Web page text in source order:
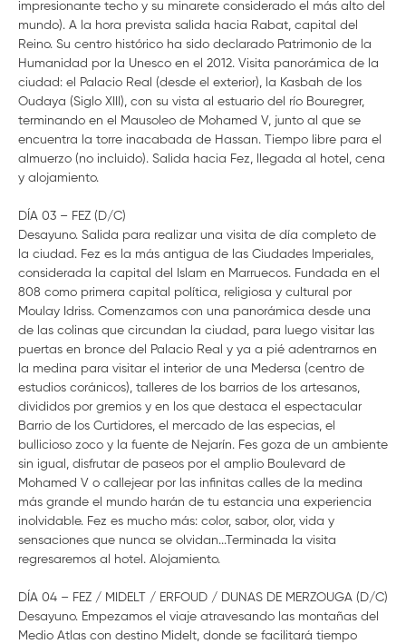
impresionante techo y su minarete considerado el más alto del
mundo). A la hora prevista salida hacia Rabat, capital del
Reino. Su centro histórico ha sido declarado Patrimonio de la
Humanidad por la Unesco en el 2012. Visita panorámica de la
ciudad: el Palacio Real (desde el exterior), la Kasbah de los
Oudaya (Siglo XIII), con su vista al estuario del río Bouregrer,
terminando en el Mausoleo de Mohamed V, junto al que se
encuentra la torre inacabada de Hassan. Tiempo libre para el
almuerzo (no incluido). Salida hacia Fez, llegada al hotel, cena
y alojamiento.
DÍA 03 – FEZ (D/C)
Desayuno. Salida para realizar una visita de día completo de
la ciudad. Fez es la más antigua de las Ciudades Imperiales,
considerada la capital del Islam en Marruecos. Fundada en el
808 como primera capital política, religiosa y cultural por
Moulay Idriss. Comenzamos con una panorámica desde una
de las colinas que circundan la ciudad, para luego visitar las
puertas en bronce del Palacio Real y ya a pié adentrarnos en
la medina para visitar el interior de una Medersa (centro de
estudios coránicos), talleres de los barrios de los artesanos,
divididos por gremios y en los que destaca el espectacular
Barrio de los Curtidores, el mercado de las especias, el
bullicioso zoco y la fuente de Nejarín. Fes goza de un ambiente
sin igual, disfrutar de paseos por el amplio Boulevard de
Mohamed V o callejear por las infinitas calles de la medina
más grande el mundo harán de tu estancia una experiencia
inolvidable. Fez es mucho más: color, sabor, olor, vida y
sensaciones que nunca se olvidan...Terminada la visita
regresaremos al hotel. Alojamiento.
DÍA 04 – FEZ / MIDELT / ERFOUD / DUNAS DE MERZOUGA (D/C)
Desayuno. Empezamos el viaje atravesando las montañas del
Medio Atlas con destino Midelt, donde se facilitará tiempo